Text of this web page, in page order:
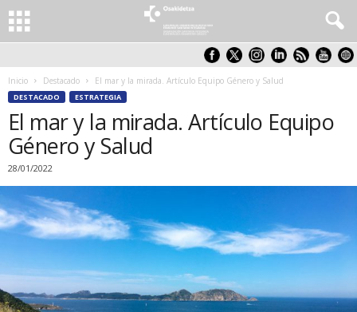
Inicio Destacado El mar y la mirada. Artículo Equipo Género y Salud
DESTACADO ESTRATEGIA
El mar y la mirada. Artículo Equipo
Género y Salud
28/01/2022